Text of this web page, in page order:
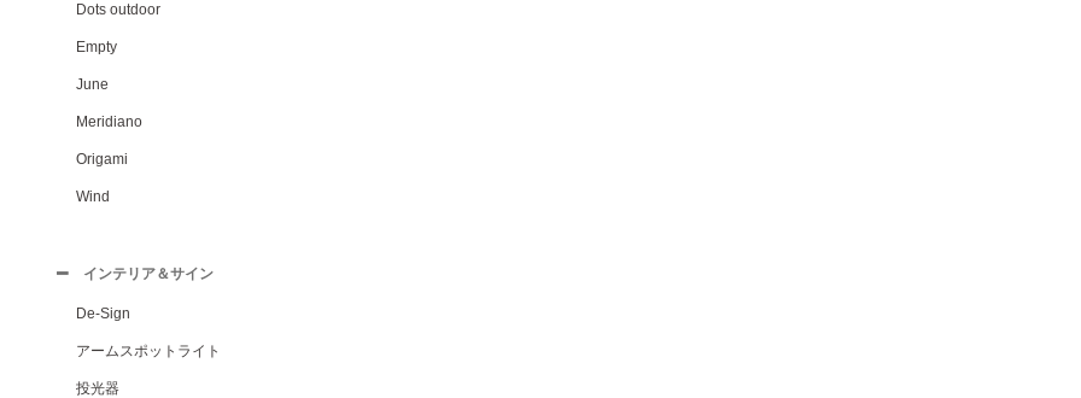
Dots outdoor
Empty
June
Meridiano
Origami
Wind
インテリア＆サイン
De-Sign
アームスポットライト
投光器